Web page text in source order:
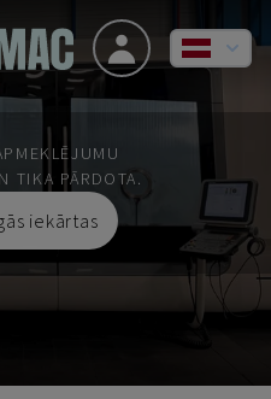
TIKA PĀRDOTA.
iekārtas